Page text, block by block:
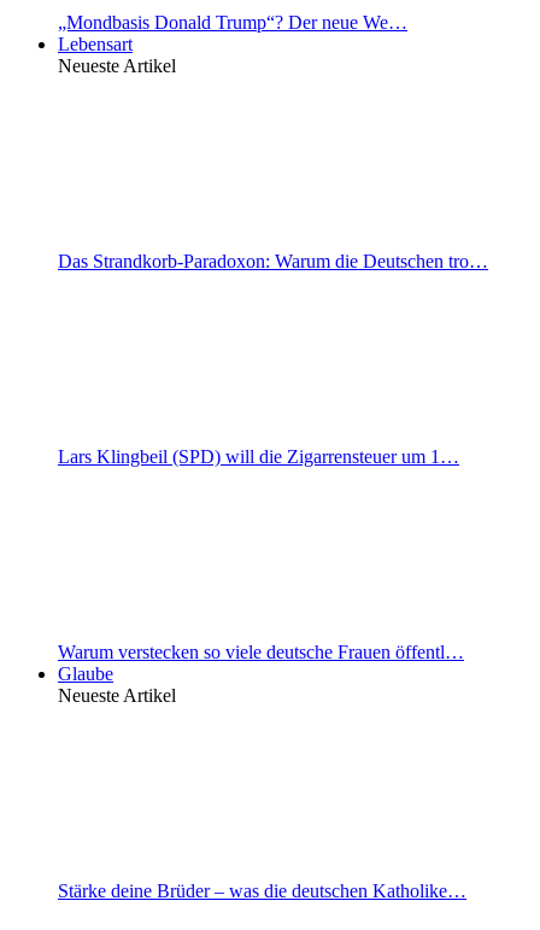
„Mondbasis Donald Trump“? Der neue We…
Lebensart
Neueste Artikel
Das Strandkorb-Paradoxon: Warum die Deutschen tro…
Lars Klingbeil (SPD) will die Zigarrensteuer um 1…
Warum verstecken so viele deutsche Frauen öffentl…
Glaube
Neueste Artikel
Stärke deine Brüder – was die deutschen Katholike…